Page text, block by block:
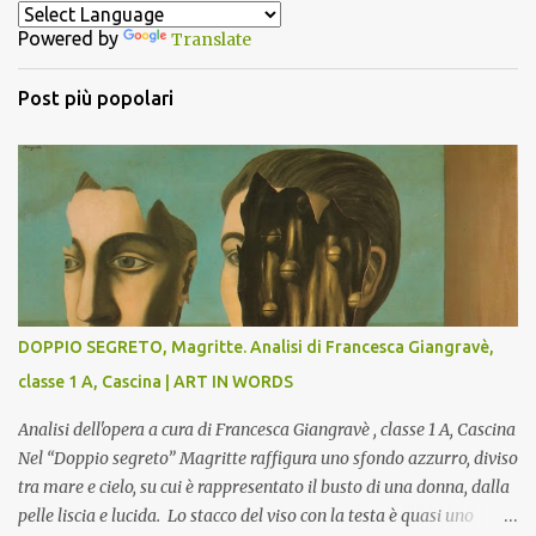
t
i
Powered by Translate
Post più popolari
DOPPIO SEGRETO, Magritte. Analisi di Francesca Giangravè,
classe 1 A, Cascina | ART IN WORDS
Analisi dell'opera a cura di Francesca Giangravè , classe 1 A, Cascina
Nel “Doppio segreto” Magritte raffigura uno sfondo azzurro, diviso
tra mare e cielo, su cui è rappresentato il busto di una donna, dalla
pelle liscia e lucida. Lo stacco del viso con la testa è quasi uno